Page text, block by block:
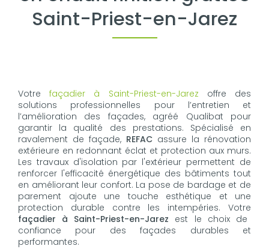
Saint-Priest-en-Jarez
Votre façadier à Saint-Priest-en-Jarez offre des
solutions professionnelles pour l’entretien et
l’amélioration des façades, agréé Qualibat pour
garantir la qualité des prestations. Spécialisé en
ravalement de façade, REFAC assure la rénovation
extérieure en redonnant éclat et protection aux murs.
Les travaux d'isolation par l'extérieur permettent de
renforcer l'efficacité énergétique des bâtiments tout
en améliorant leur confort. La pose de bardage et de
parement ajoute une touche esthétique et une
protection durable contre les intempéries. Votre
façadier à Saint-Priest-en-Jarez est le choix de
confiance pour des façades durables et
performantes.